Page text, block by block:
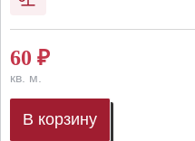
60 ₽
кв. м.
В корзину